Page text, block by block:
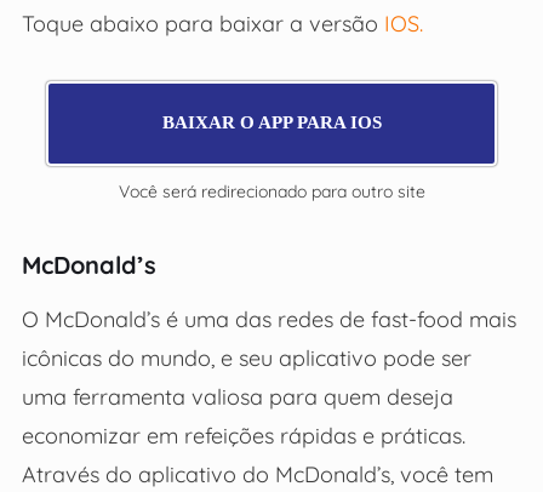
Toque abaixo para baixar a versão IOS.
BAIXAR O APP PARA IOS
Você será redirecionado para outro site
McDonald’s
O McDonald’s é uma das redes de fast-food mais
icônicas do mundo, e seu aplicativo pode ser
uma ferramenta valiosa para quem deseja
economizar em refeições rápidas e práticas.
Através do aplicativo do McDonald’s, você tem